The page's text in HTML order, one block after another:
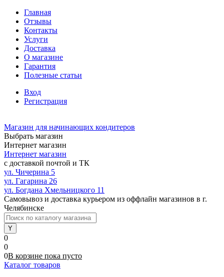
Главная
Отзывы
Контакты
Услуги
Доставка
О магазине
Гарантия
Полезные статьи
Вход
Регистрация
Магазин для начинающих кондитеров
Выбрать магазин
Интернет магазин
Интернет магазин
с доставкой почтой и ТК
ул. Чичерина 5
ул. Гагарина 26
ул. Богдана Хмельницкого 11
Самовывоз и доставка курьером из оффлайн магазинов в г.
Челябинске
0
0
0В корзине пока пусто
Каталог товаров